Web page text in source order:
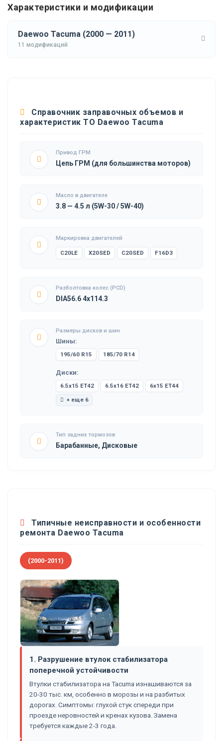
Характеристики и модификации
Daewoo Tacuma (2000 — 2011)
11 модификаций
Справочник заправочных объемов и
характеристик ТО Daewoo Tacuma
Привод ГРМ
Цепь ГРМ (для большинства моторов)
Масло в двигателе
3.8 — 4.5 л (5W-30 / 5W-40)
Маркировка двигателей
C20LE X20SED C20SED F16D3
Разболтовка колес (PCD)
DIA56.6 4x114.3
Размеры дисков и шин
Шины:
195/60 R15 185/70 R14
Диски:
6.5x15 ET42 6.5x16 ET42 6x15 ET44
+ еще 6
Тип задних тормозов
Барабанные, Дисковые
Типичные неисправности и особенности
ремонта Daewoo Tacuma
(2000-2011)
1. Разрушение втулок стабилизатора
поперечной устойчивости
Втулки стабилизатора на Tacuma изнашиваются за
20-30 тыс. км, особенно в морозы и на разбитых
дорогах. Симптомы: глухой стук спереди при
проезде неровностей и кренах кузова. Замена
требуется каждые 2-3 года.